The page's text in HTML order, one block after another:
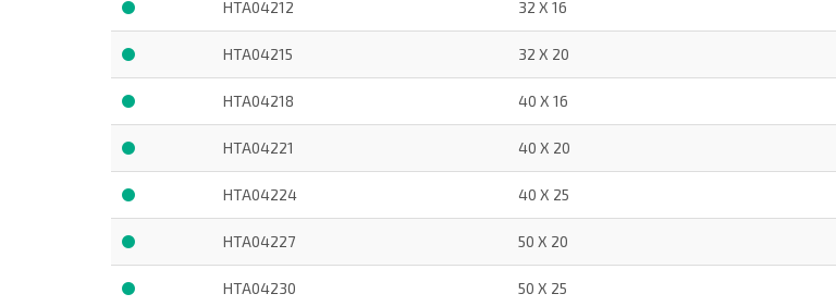
HTA04212 32 X 16
HTA04215 32 X 20
HTA04218 40 X 16
HTA04221 40 X 20
HTA04224 40 X 25
HTA04227 50 X 20
HTA04230 50 X 25